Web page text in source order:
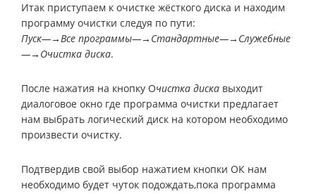
Итак приступаем к очистке жёсткого диска и находим
программу очистки следуя по пути:
Пуск—→Все программы—→Стандартные—→Служебные
—→Очистка диска.
После нажатия на кнопку Очистка диска выходит
диалоговое окно где программа очистки предлагает
нам выбрать логический диск на котором необходимо
произвести очистку.
Подтвердив свой выбор нажатием кнопки ОК нам
необходимо будет чуток подождать,пока программа